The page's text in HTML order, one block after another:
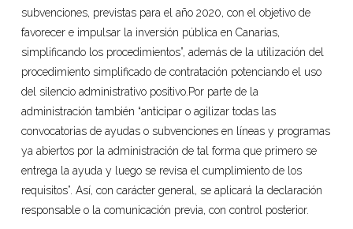
subvenciones, previstas para el año 2020, con el objetivo de
favorecer e impulsar la inversión pública en Canarias,
simplificando los procedimientos”, además de la utilización del
procedimiento simplificado de contratación potenciando el uso
del silencio administrativo positivo.Por parte de la
administración también “anticipar o agilizar todas las
convocatorias de ayudas o subvenciones en líneas y programas
ya abiertos por la administración de tal forma que primero se
entrega la ayuda y luego se revisa el cumplimiento de los
requisitos”. Así, con carácter general, se aplicará la declaración
responsable o la comunicación previa, con control posterior.